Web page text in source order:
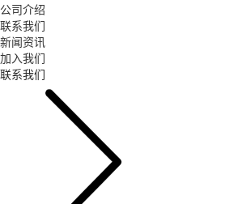
公司介绍
联系我们
新闻资讯
加入我们
联系我们